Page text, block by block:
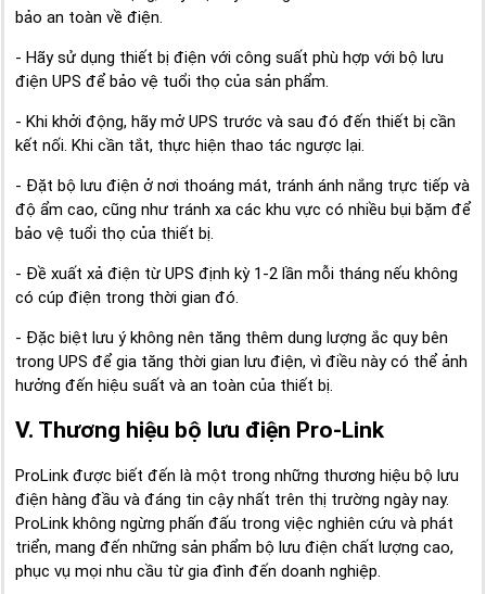
bảo an toàn về điện.
- Hãy sử dụng thiết bị điện với công suất phù hợp với bộ lưu
điện UPS để bảo vệ tuổi thọ của sản phẩm.
- Khi khởi động, hãy mở UPS trước và sau đó đến thiết bị cần
kết nối. Khi cần tắt, thực hiện thao tác ngược lại.
- Đặt bộ lưu điện ở nơi thoáng mát, tránh ánh nắng trực tiếp và
độ ẩm cao, cũng như tránh xa các khu vực có nhiều bụi bặm để
bảo vệ tuổi thọ của thiết bị.
- Đề xuất xả điện từ UPS định kỳ 1-2 lần mỗi tháng nếu không
có cúp điện trong thời gian đó.
- Đặc biệt lưu ý không nên tăng thêm dung lượng ắc quy bên
trong UPS để gia tăng thời gian lưu điện, vì điều này có thể ảnh
hưởng đến hiệu suất và an toàn của thiết bị.
V. Thương hiệu bộ lưu điện Pro-Link
ProLink được biết đến là một trong những thương hiệu bộ lưu
điện hàng đầu và đáng tin cậy nhất trên thị trường ngày nay.
ProLink không ngừng phấn đấu trong việc nghiên cứu và phát
triển, mang đến những sản phẩm bộ lưu điện chất lượng cao,
phục vụ mọi nhu cầu từ gia đình đến doanh nghiệp.